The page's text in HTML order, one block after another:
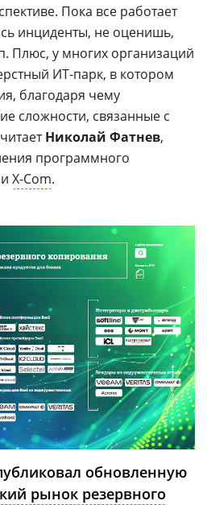
Пока все работает
инциденты, не оценишь,
Плюс, у многих организаций
ИТ-парк, в котором
благодаря чему
сложности, связанные с
Николай Фатнев,
программного
X-Com.
обновленную
рынок резервного